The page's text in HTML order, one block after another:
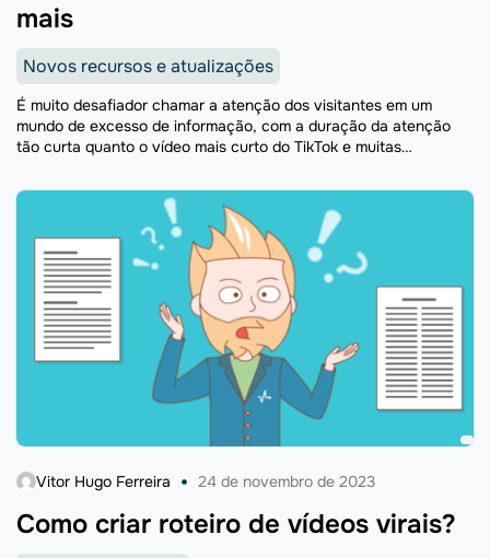
mais
Novos recursos e atualizações
É muito desafiador chamar a atenção dos visitantes em um
mundo de excesso de informação, com a duração da atenção
tão curta quanto o vídeo mais curto do TikTok e muitas
Como criar roteiro de vídeos virais?
Vitor Hugo Ferreira 24 de novembro de 2023